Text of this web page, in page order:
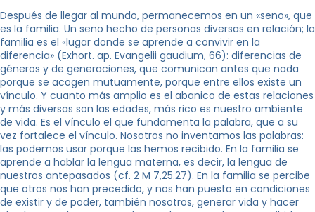
Después de llegar al mundo, permanecemos en un «seno», que
es la familia. Un seno hecho de personas diversas en relación; la
familia es el «lugar donde se aprende a convivir en la
diferencia» (Exhort. ap. Evangelii gaudium, 66): diferencias de
géneros y de generaciones, que comunican antes que nada
porque se acogen mutuamente, porque entre ellos existe un
vínculo. Y cuanto más amplio es el abanico de estas relaciones
y más diversas son las edades, más rico es nuestro ambiente
de vida. Es el vínculo el que fundamenta la palabra, que a su
vez fortalece el vínculo. Nosotros no inventamos las palabras:
las podemos usar porque las hemos recibido. En la familia se
aprende a hablar la lengua materna, es decir, la lengua de
nuestros antepasados (cf. 2 M 7,25.27). En la familia se percibe
que otros nos han precedido, y nos han puesto en condiciones
de existir y de poder, también nosotros, generar vida y hacer